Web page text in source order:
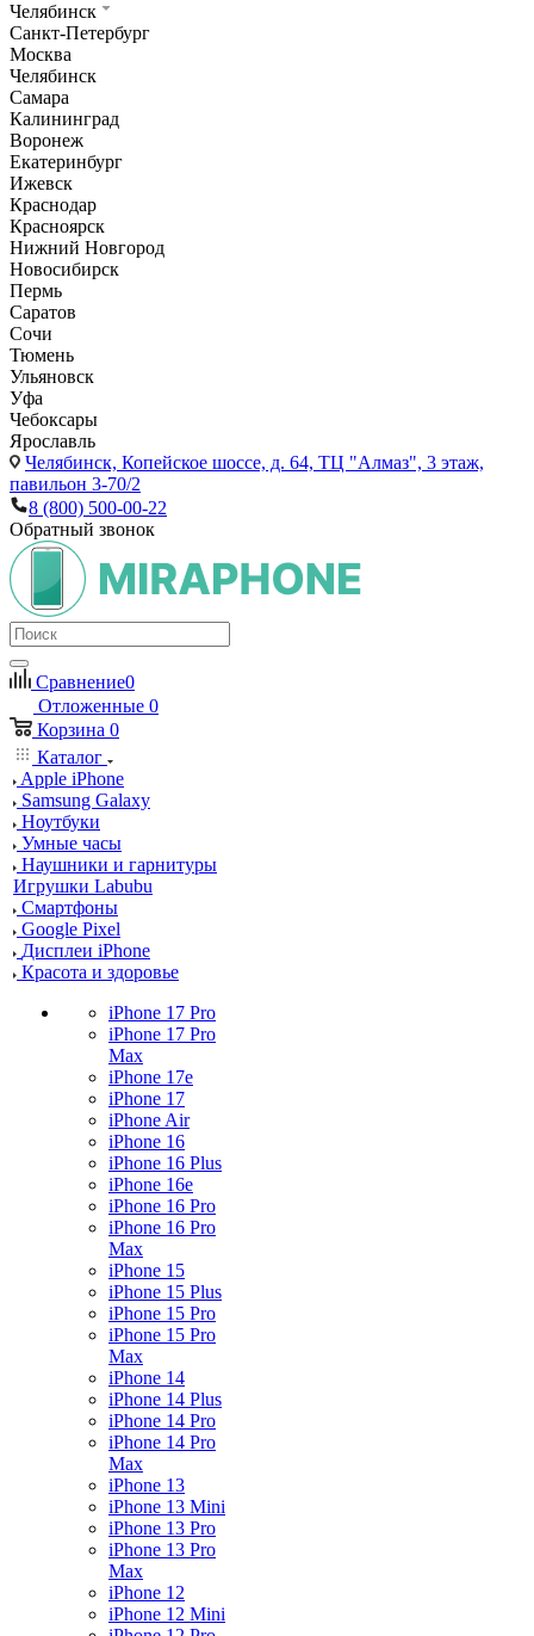
Челябинск
Санкт-Петербург
Москва
Челябинск
Самара
Калининград
Воронеж
Екатеринбург
Ижевск
Краснодар
Красноярск
Нижний Новгород
Новосибирск
Пермь
Саратов
Сочи
Тюмень
Ульяновск
Уфа
Чебоксары
Ярославль
Челябинск, Копейское шоссе, д. 64, ТЦ "Алмаз", 3 этаж,
павильон 3-70/2
8 (800) 500-00-22
Обратный звонок
Сравнение0
Отложенные 0
Корзина 0
Каталог
Apple iPhone
Samsung Galaxy
Ноутбуки
Умные часы
Наушники и гарнитуры
Игрушки Labubu
Смартфоны
Google Pixel
Дисплеи iPhone
Красота и здоровье
iPhone 17 Pro
iPhone 17 Pro
Max
iPhone 17e
iPhone 17
iPhone Air
iPhone 16
iPhone 16 Plus
iPhone 16e
iPhone 16 Pro
iPhone 16 Pro
Max
iPhone 15
iPhone 15 Plus
iPhone 15 Pro
iPhone 15 Pro
Max
iPhone 14
iPhone 14 Plus
iPhone 14 Pro
iPhone 14 Pro
Max
iPhone 13
iPhone 13 Mini
iPhone 13 Pro
iPhone 13 Pro
Max
iPhone 12
iPhone 12 Mini